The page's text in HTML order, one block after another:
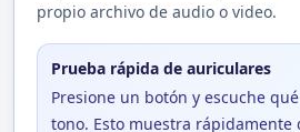
propio archivo de audio o video.
Prueba rápida de auriculares
Presione un botón y escuche
tono. Esto muestra rápidamente